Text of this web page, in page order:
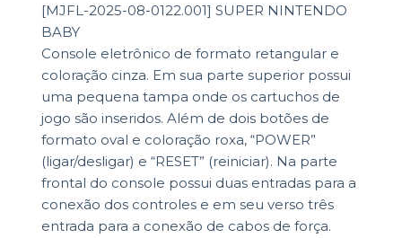
[MJFL-2025-08-0122.001] SUPER NINTENDO
BABY
Console eletrônico de formato retangular e
coloração cinza. Em sua parte superior possui
uma pequena tampa onde os cartuchos de
jogo são inseridos. Além de dois botões de
formato oval e coloração roxa, “POWER”
(ligar/desligar) e “RESET” (reiniciar). Na parte
frontal do console possui duas entradas para a
conexão dos controles e em seu verso três
entrada para a conexão de cabos de força.